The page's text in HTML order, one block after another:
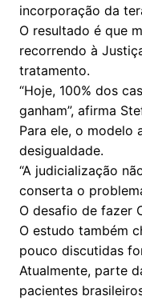
incorporação da
O resultado é que
recorrendo à
tratamento.
“Hoje, 100% dos
ganham”, afirma
Para ele, o modelo
desigualdade.
“A judicialização
conserta o
O desafio de fazer
O estudo também
pouco discutidas
Atualmente, parte
pacientes